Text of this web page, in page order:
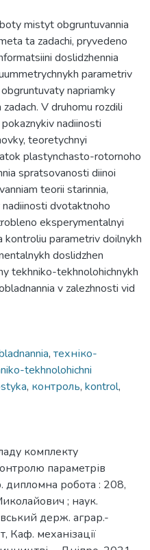
mistyt obgruntuvannia
ta zadachi, pryvedeno
doslidzhennia
parametriv
napriamky
V druhomu rozdili
nadiinosti
teoretychnyi
plastynchasto-rotornoho
spratsovanosti diinoi
teorii starinnia,
dvotaktnoho
eksperymentalnyi
parametriv doilnykh
doslidzhen
tekhniko-tekhnolohichnykh
v zalezhnosti vid
, техніко-
tekhnolohichni
, контроль, kontrol,
комплекту
параметрів
дипломна робота : 208,
; наук.
держ. аграр.-
Каф. механізації